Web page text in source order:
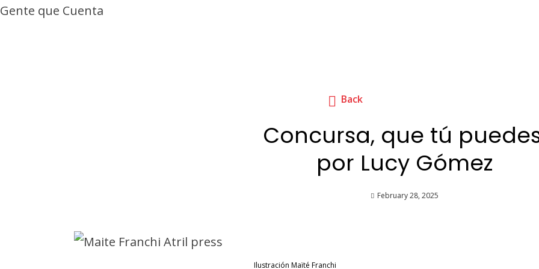
Gente que Cuenta
Back
Concursa, que tú
por Lucy Gómez
February 28, 2025
Ilustración Maïté Franchi